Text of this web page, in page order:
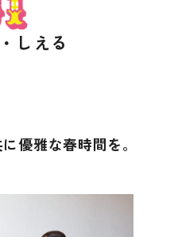
しえる
優雅な春時間を。